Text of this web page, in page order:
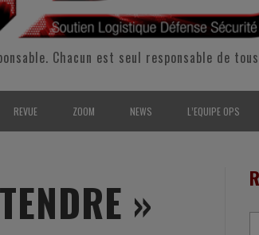
Chacun est seul responsable de
REVUE ZOOM
ANALYSE
NEWS
2011
L’EQUIPE OPS
POUR NOUS
»